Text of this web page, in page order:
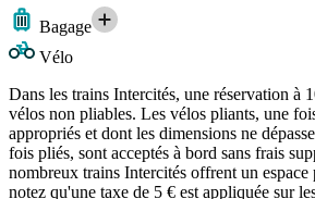
Bagage
Vélo
Dans les trains Intercités, une réservation à
vélos non pliables. Les vélos pliants, une
appropriés et dont les dimensions ne
fois pliés, sont acceptés à bord sans frais
nombreux trains Intercités offrent un espace
notez qu'une taxe de 5 € est appliquée sur